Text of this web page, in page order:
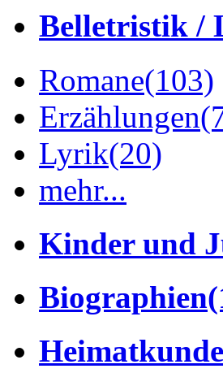
Belletristik /
Romane(103)
Erzählungen
Lyrik(20)
mehr...
Kinder und
Biographien